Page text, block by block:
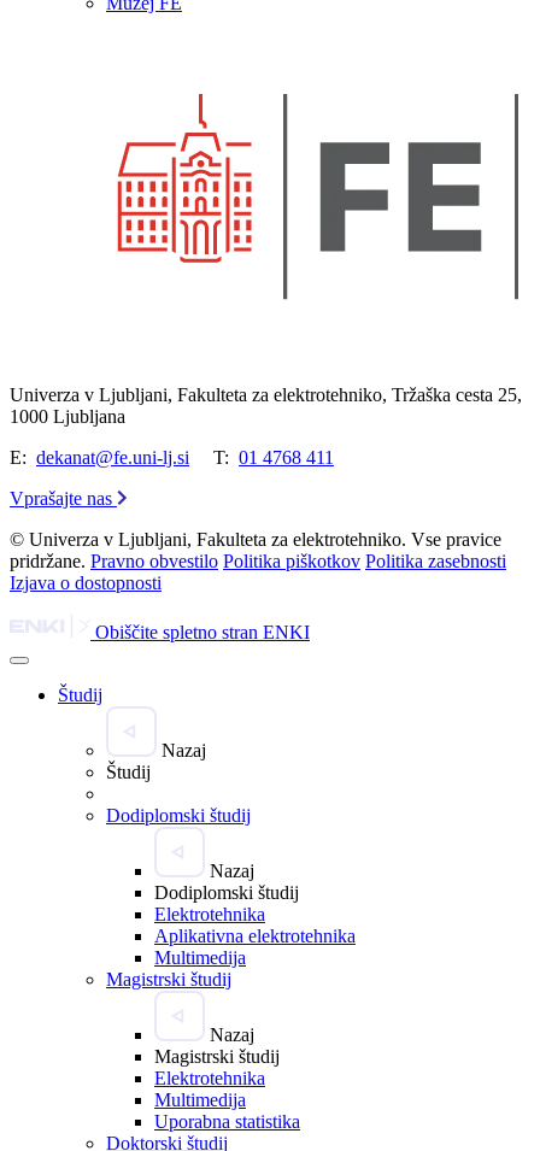
Univerza v Ljubljani, Fakulteta za elektrotehniko, Tržaška cesta 25,
1000 Ljubljana
E: dekanat@fe.uni-lj.si T: 01 4768 411
Vprašajte nas
© Univerza v Ljubljani, Fakulteta za elektrotehniko. Vse pravice
pridržane. Pravno obvestilo Politika piškotkov Politika zasebnosti
Izjava o dostopnosti
Obiščite spletno stran ENKI
Študij
Nazaj
Študij
Dodiplomski študij
Nazaj
Dodiplomski študij
Elektrotehnika
Aplikativna elektrotehnika
Multimedija
Magistrski študij
Nazaj
Magistrski študij
Elektrotehnika
Multimedija
Uporabna statistika
Doktorski študij